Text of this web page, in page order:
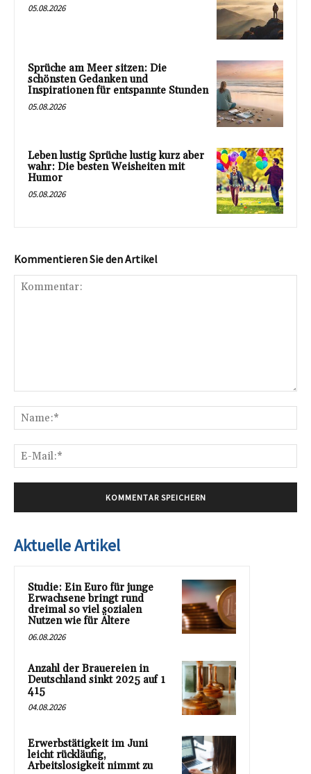
05.08.2026
Sprüche am Meer sitzen: Die
schönsten Gedanken und
Inspirationen für entspannte Stunden
05.08.2026
Leben lustig Sprüche lustig kurz aber
wahr: Die besten Weisheiten mit
Humor
05.08.2026
Kommentieren Sie den Artikel
Aktuelle Artikel
Studie: Ein Euro für junge
Erwachsene bringt rund
dreimal so viel sozialen
Nutzen wie für Ältere
06.08.2026
Anzahl der Brauereien in
Deutschland sinkt 2025 auf 1
415
04.08.2026
Erwerbstätigkeit im Juni
leicht rückläufig,
Arbeitslosigkeit nimmt zu